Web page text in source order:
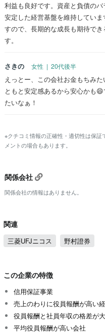
利益も良好です。資産と負債の
安定した経営基盤を維持してい
すので、長期的な成長も期待で
す。
さきの 女性 | 20代後半
えっとー、この会社お金もちみ
ともと安定感あるから安心かも
たいなぁ！
※クチコミ情報の正確性・適切性は保
メントの場合もあります。
関係会社
関係会社の情報はありません。
関連
三菱UFJニコス 野村證券
この企業の特徴
信用保証事業
売上のわりに役員報酬が高い
役員報酬と社員年収の格差が
平均役員報酬が高い会社